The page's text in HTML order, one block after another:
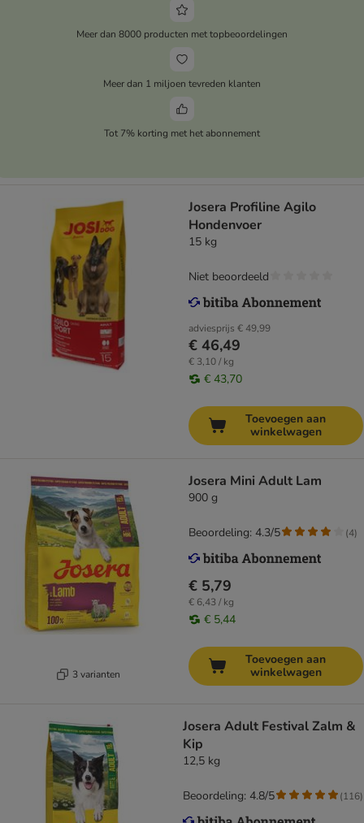
Meer dan 8000 producten met topbeoordelingen
Meer dan 1 miljoen tevreden klanten
Tot 7% korting met het abonnement
Josera Profiline Agilo
Hondenvoer
15 kg
adviesprijs € 49,99
€ 46,49
€ 3,10 / kg
€ 43,70
Niet beoordeeld
Toevoegen aan
winkelwagen
3 varianten
Josera Mini Adult Lam
900 g
€ 5,79
€ 6,43 / kg
€ 5,44
Beoordeling: 4.3/5 (4)
Toevoegen aan
winkelwagen
Josera Adult Festival Zalm &
Kip
12,5 kg
Beoordeling: 4.8/5 (116)